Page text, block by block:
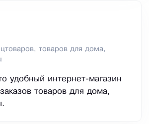
товаров для дома,
удобный интернет-магазин
товаров для дома,